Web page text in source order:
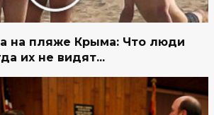
на пляже Крыма: Что люди
их не видят...